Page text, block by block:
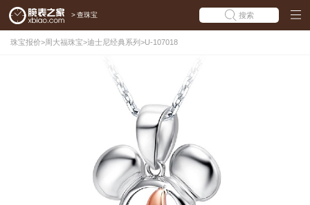
> 查珠宝 搜索
珠宝报价> 周大福珠宝>迪士尼经典系列 >U-107018